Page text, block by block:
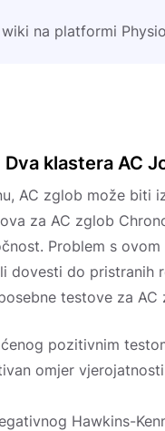
na platformi
klastera AC
AC zglob može biti
za AC zglob
Problem s
dovesti do pristranih
testove za
pozitivnim
omjer
Hawkins-